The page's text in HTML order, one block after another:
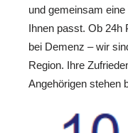
und gemeinsam
Ihnen passt. Ob 24h
bei Demenz – wir
Region. Ihre
Angehörigen stehen